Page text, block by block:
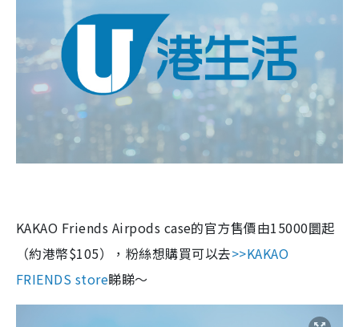
KAKAO Friends Airpods case的官方售價由15000圜起
（約港幣$105），粉絲想購買可以去>>KAKAO
FRIENDS store睇睇～